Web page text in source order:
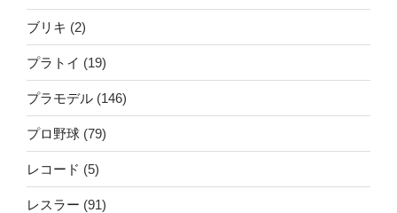
ブリキ (2)
プラトイ (19)
プラモデル (146)
プロ野球 (79)
レコード (5)
レスラー (91)